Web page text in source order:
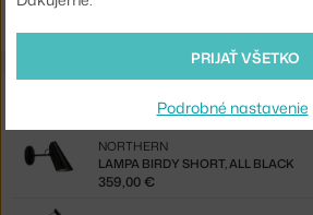
black/brass
Z rovnakej kolekcie
LAMPA BIRDY SHORT, ALL BLACK
NORTHERN
359,00 €
PRIJAŤ VŠETKO
Podrobné nastavenie